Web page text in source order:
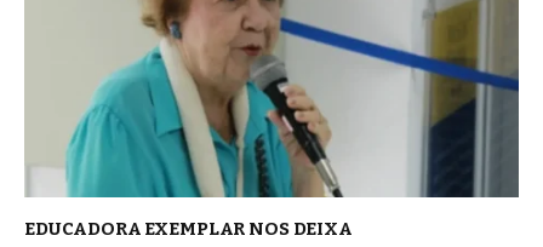
EDUCADORA EXEMPLAR NOS DEIXA